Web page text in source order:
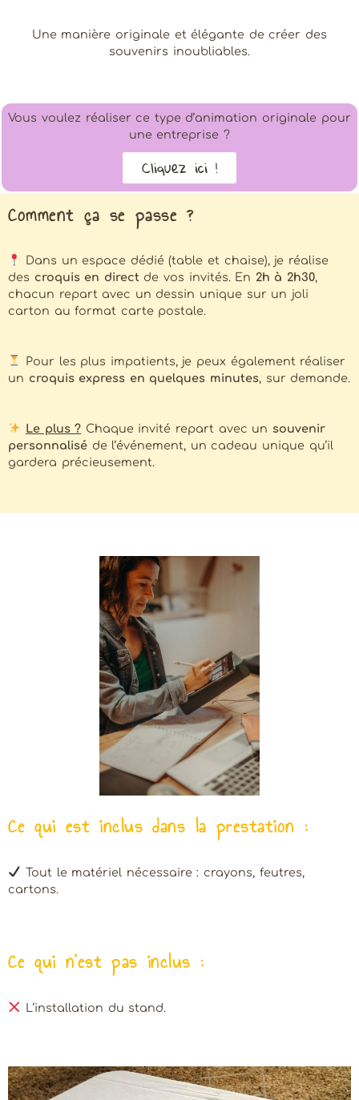
Une manière originale et élégante de créer des
souvenirs inoubliables.
Vous voulez réaliser ce type d’animation originale pour
une entreprise ?
Cliquez ici !
Comment ça se passe ?
Dans un espace dédié (table et chaise), je réalise
des croquis en directde vos invités. En 2h à 2h30,
chacun repart avec un dessin unique sur un joli
carton au format carte postale.
Pour les plus impatients, je peux également réaliser
un croquis express en quelques minutes, sur demande.
Le plus ? Chaque invité repart avec un souvenir
personnalisé de l’événement, un cadeau unique qu’il
gardera précieusement.
Ce qui est inclus dans la prestation :
Tout le matériel nécessaire : crayons, feutres,
cartons.
Ce qui n’est pas inclus :
L’installation du stand.